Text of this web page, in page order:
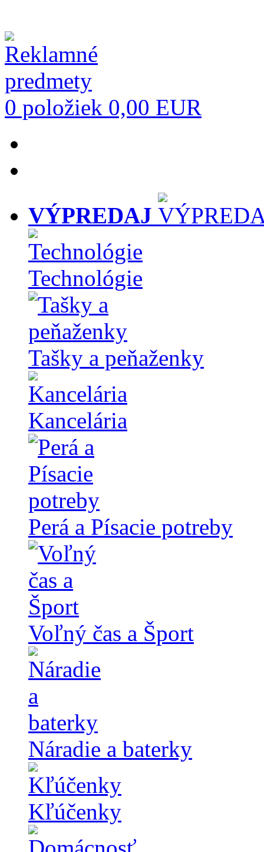
0 položiek 0,00 EUR
VÝPREDAJ
Technológie
Tašky a peňaženky
Kancelária
Perá a Písacie potreby
Voľný čas a Šport
Náradie a baterky
Kľúčenky